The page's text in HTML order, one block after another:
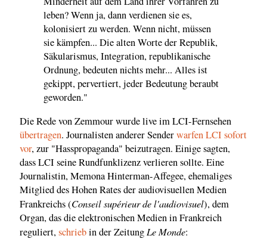
leben? Wenn ja, dann verdienen sie es,
kolonisiert zu werden. Wenn nicht, müssen
sie kämpfen... Die alten Worte der Republik,
Säkularismus, Integration, republikanische
Ordnung, bedeuten nichts mehr... Alles ist
gekippt, pervertiert, jeder Bedeutung beraubt
geworden."
Die Rede von Zemmour wurde live im LCI-Fernsehen
übertragen. Journalisten anderer Senderwarfen LCI sofort
vor, zur "Hasspropaganda" beizutragen. Einige sagten,
dass LCI seine Rundfunklizenz verlieren sollte. Eine
Journalistin, Memona Hinterman-Affegee, ehemaliges
Mitglied des Hohen Rates der audiovisuellen Medien
Frankreichs (Conseil supérieur de l'audiovisuel), dem
Organ, das die elektronischen Medien in Frankreich
reguliert,schriebin der Zeitung Le Monde: